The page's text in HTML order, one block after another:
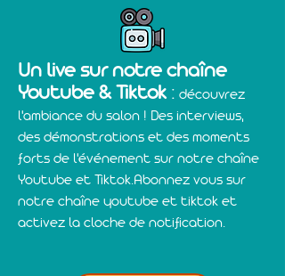
Un live sur notre chaîne
Youtube & Tiktok : découvrez
l'ambiance du salon ! Des interviews,
des démonstrations et des moments
forts de l'événement sur notre chaîne
Youtube et Tiktok.Abonnez vous sur
notre chaîne youtube et tiktok et
activez la cloche de notification.